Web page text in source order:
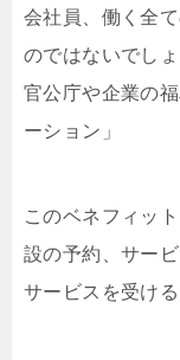
会社員、働く全
のではないでしょ
官公庁や企業の
ーション」
このベネフィッ
設の予約、サー
サービスを受け